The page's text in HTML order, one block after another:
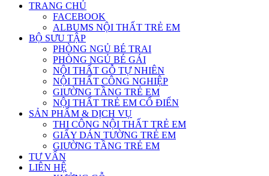
TRANG CHỦ
FACEBOOK
ALBUMS NỘI THẤT TRẺ EM
BỘ SƯU TẬP
PHÒNG NGỦ BÉ TRAI
PHÒNG NGỦ BÉ GÁI
NỘI THẤT GỖ TỰ NHIÊN
NỘI THẤT CÔNG NGHIỆP
GIƯỜNG TẦNG TRẺ EM
NỘI THẤT TRẺ EM CỔ ĐIỂN
SẢN PHẨM & DỊCH VỤ
THI CÔNG NỘI THẤT TRẺ EM
GIẤY DÁN TƯỜNG TRẺ EM
GIƯỜNG TẦNG TRẺ EM
TƯ VẤN
LIÊN HỆ